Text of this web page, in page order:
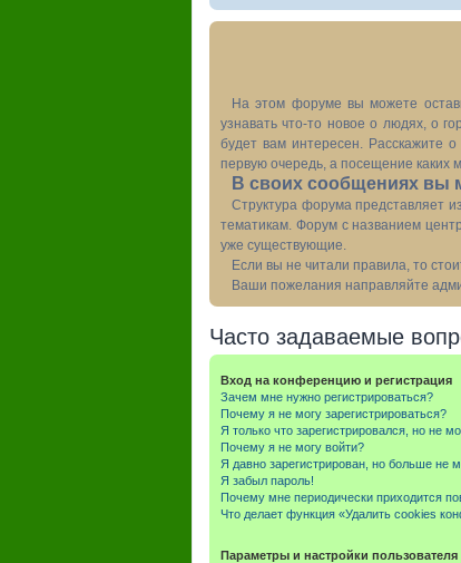
На этом форуме вы можете
узнавать что-то новое о людях, о
будет вам интересен. Расскажите о
первую очередь, а посещение каких
В своих сообщениях вы
Структура форума представляет
тематикам. Форум с названием
уже существующие.
Если вы не читали правила, то
Ваши пожелания направляйте
Часто задаваемые
Вход на конференцию и регистрация
Зачем мне нужно регистрироваться?
Почему я не могу зарегистрироваться?
Я только что зарегистрировался, но не
Почему я не могу войти?
Я давно зарегистрирован, но больше не
Я забыл пароль!
Почему мне периодически приходится
Что делает функция «Удалить cookies
Параметры и настройки пользователя